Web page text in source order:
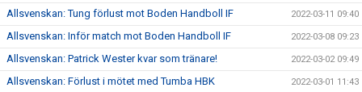
Allsvenskan: Tung förlust mot Boden Handboll IF 2022-03-11 09:40
Allsvenskan: Inför match mot Boden Handboll IF 2022-03-08 09:23
Allsvenskan: Patrick Wester kvar som tränare! 2022-03-02 09:49
Allsvenskan: Förlust i mötet med Tumba HBK 2022-03-01 11:43